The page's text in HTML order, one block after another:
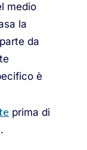
medio
la
da
è
prima di